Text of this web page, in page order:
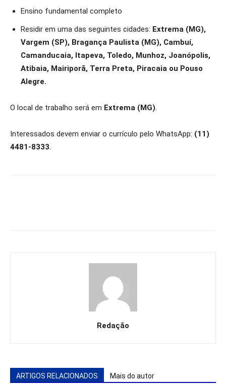
Ensino fundamental completo
Residir em uma das seguintes cidades: Extrema (MG),
Vargem (SP), Bragança Paulista (MG), Cambuí,
Camanducaia, Itapeva, Toledo, Munhoz, Joanópolis,
Atibaia, Mairiporã, Terra Preta, Piracaia ou Pouso
Alegre.
O local de trabalho será em Extrema (MG).
Interessados devem enviar o currículo pelo WhatsApp: (11)
4481-8333.
Redação
ARTIGOS RELACIONADOS Mais do autor